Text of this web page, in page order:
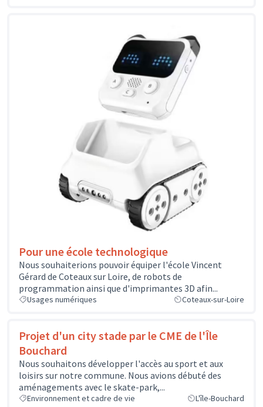
Pour une école technologique
Nous souhaiterions pouvoir équiper l'école Vincent
Gérard de Coteaux sur Loire, de robots de
programmation ainsi que d'imprimantes 3D afin...
Usages numériques Coteaux-sur-Loire
Projet d'un city stade par le CME de l'Île
Bouchard
Nous souhaitons développer l'accès au sport et aux
loisirs sur notre commune. Nous avions débuté des
aménagements avec le skate-park,...
Environnement et cadre de vie L'île-Bouchard